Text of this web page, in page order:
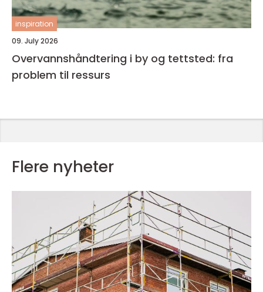
inspiration
09. July 2026
Overvannshåndtering i by og tettsted: fra
problem til ressurs
Flere nyheter